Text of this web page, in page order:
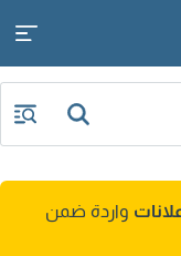
واردة ضمن